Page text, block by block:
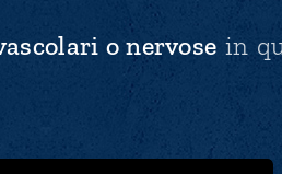
o nervose in